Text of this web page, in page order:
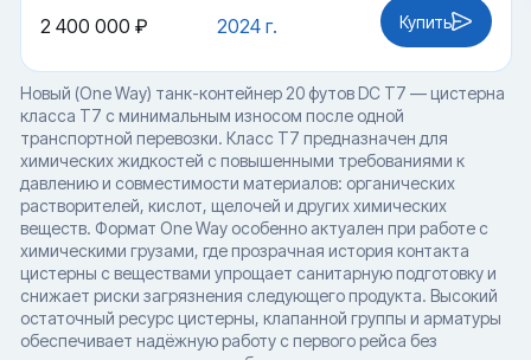
2024 г.
2 400 000 ₽ Купить
Новый (One Way) танк-контейнер 20 футов DC T7 — цистерна
класса T7 с минимальным износом после одной
транспортной перевозки. Класс T7 предназначен для
химических жидкостей с повышенными требованиями к
давлению и совместимости материалов: органических
растворителей, кислот, щелочей и других химических
веществ. Формат One Way особенно актуален при работе с
химическими грузами, где прозрачная история контакта
цистерны с веществами упрощает санитарную подготовку и
снижает риски загрязнения следующего продукта. Высокий
остаточный ресурс цистерны, клапанной группы и арматуры
обеспечивает надёжную работу с первого рейса без